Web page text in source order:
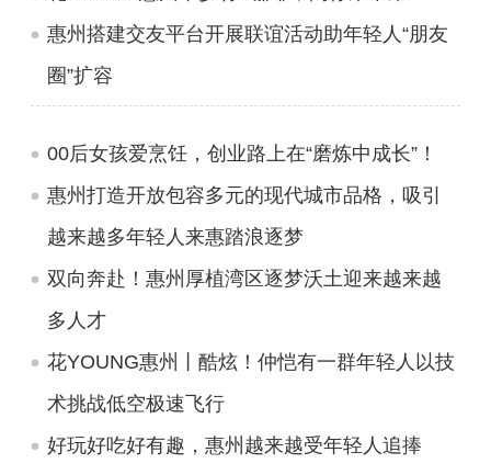
惠州搭建交友平台开展联谊活动助年轻人“朋友
圈”扩容
00后女孩爱烹饪，创业路上在“磨炼中成长”！
惠州打造开放包容多元的现代城市品格，吸引
越来越多年轻人来惠踏浪逐梦
双向奔赴！惠州厚植湾区逐梦沃土迎来越来越
多人才
花YOUNG惠州丨酷炫！仲恺有一群年轻人以技
术挑战低空极速飞行
好玩好吃好有趣，惠州越来越受年轻人追捧